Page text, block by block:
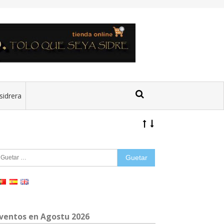
en Agostu 2026